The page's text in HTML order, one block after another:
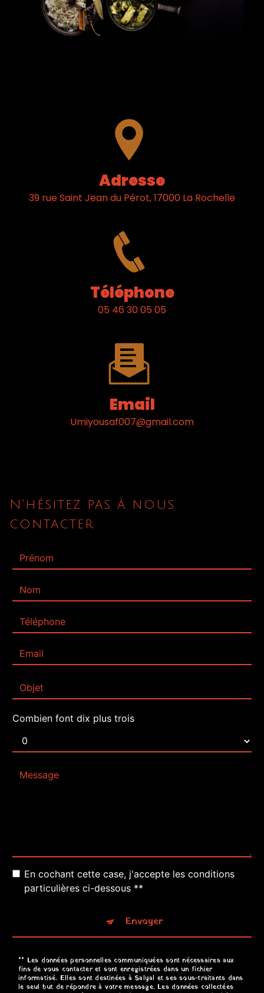
Adresse
39 rue Saint Jean du Pérot, 17000 La Rochelle
Téléphone
05 46 30 05 05
Email
umiyousaf007@gmail.com
N'hésitez pas à nous
contacter
Combien font dix plus trois
En cochant cette case, j'accepte les conditions
particulières ci-dessous **
Envoyer
** Les données personnelles communiquées sont nécessaires aux
fins de vous contacter et sont enregistrées dans un fichier
informatisé. Elles sont destinées à Salyal et ses sous-traitants dans
le seul but de répondre à votre message. Les données collectées